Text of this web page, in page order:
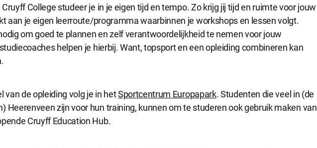
College studeer je in je eigen tijd en tempo. Zo krijg jij tijd en ruimte voor jouw
aan je eigen leerroute/programma waarbinnen je workshops en lessen volgt.
om goed te plannen en zelf verantwoordelijkheid te nemen voor jouw
helpen je hierbij. Want, topsport en een opleiding combineren kan
van de opleiding volg je in hetSportcentrum Europapark. Studenten die veel in (de
Heerenveen zijn voor hun training, kunnen om te studeren ook gebruik maken van
Cruyff Education Hub.